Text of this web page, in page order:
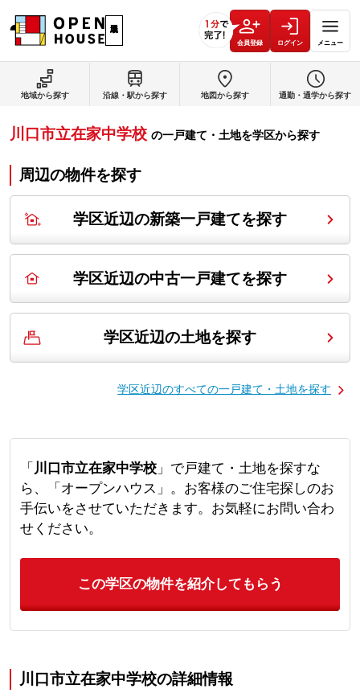
会員登録 ログイン メニュー
地域から探す 沿線・駅から探す 地図から探す 通勤・通学から探す
川口市立在家中学校 の一戸建て・土地を学区から探す
周辺の物件を探す
学区近辺の新築一戸建てを探す
学区近辺の中古一戸建てを探す
学区近辺の土地を探す
学区近辺のすべての一戸建て・土地を探す
「 川口市立在家中学校」で戸建て・土地を探すな
ら、「オープンハウス」。お客様のご住宅探しのお
手伝いをさせていただきます。お気軽にお問い合わ
せください。
この学区の物件を紹介してもらう
川口市立在家中学校の詳細情報